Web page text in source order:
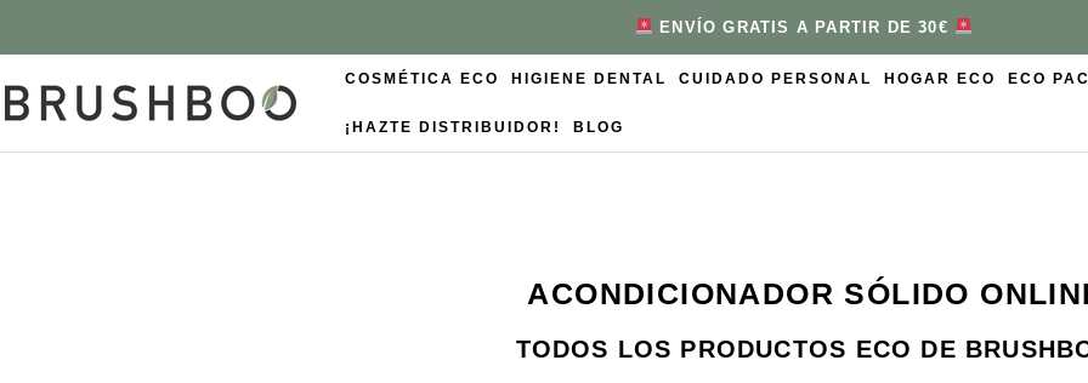
ENVÍO GRATIS A PARTIR DE 30€
COSMÉTICA ECO HIGIENE DENTAL CUIDADO PERSONAL HOGAR ECO ECO
¡HAZTE DISTRIBUIDOR! BLOG
ACONDICIONADOR SÓLIDO
TODOS LOS PRODUCTOS ECO DE